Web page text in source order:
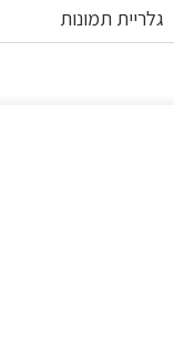
גלריית תמונות